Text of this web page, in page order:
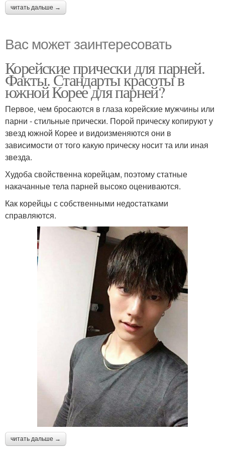
читать дальше →
Вас может заинтересовать
Корейские прически для парней.
Факты. Стандарты красоты в
южной Корее для парней?
Первое, чем бросаются в глаза корейские мужчины или
парни - стильные прически. Порой прическу копируют у
звезд южной Корее и видоизменяются они в
зависимости от того какую прическу носит та или иная
звезда.
Худоба свойственна корейцам, поэтому статные
накачанные тела парней высоко оцениваются.
Как корейцы с собственными недостатками
справляются.
читать дальше →